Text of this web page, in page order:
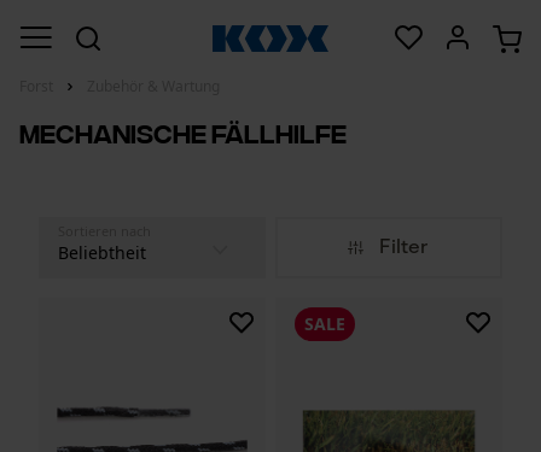
Mechanische Fällhilfe
Filter
SALE